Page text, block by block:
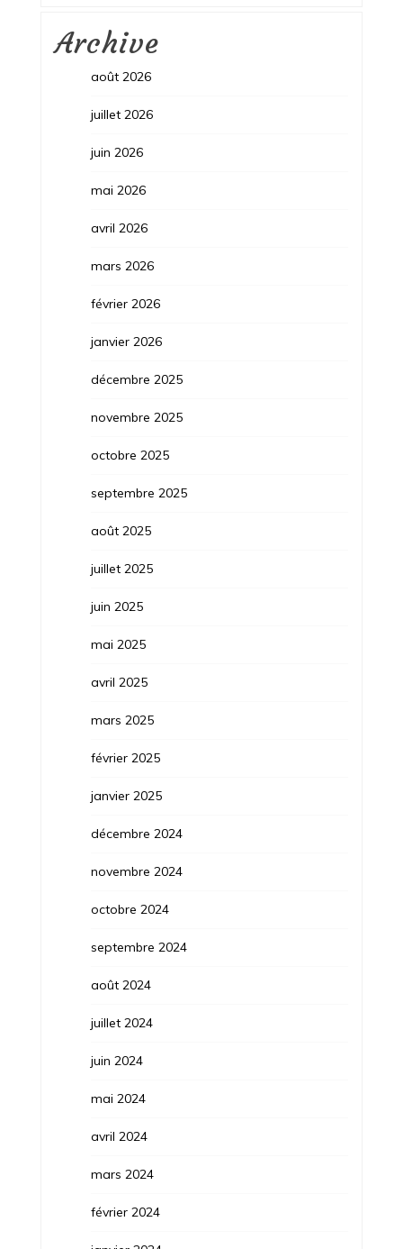
Archive
août 2026
juillet 2026
juin 2026
mai 2026
avril 2026
mars 2026
février 2026
janvier 2026
décembre 2025
novembre 2025
octobre 2025
septembre 2025
août 2025
juillet 2025
juin 2025
mai 2025
avril 2025
mars 2025
février 2025
janvier 2025
décembre 2024
novembre 2024
octobre 2024
septembre 2024
août 2024
juillet 2024
juin 2024
mai 2024
avril 2024
mars 2024
février 2024